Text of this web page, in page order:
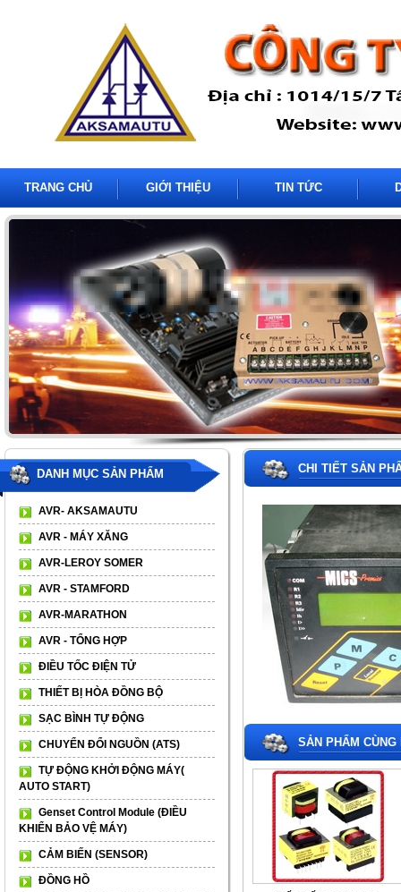
TRANG CHỦ GIỚI THIỆU TIN TỨC
DANH MỤC SẢN PHẨM
AVR- AKSAMAUTU
AVR - MÁY XĂNG
AVR-LEROY SOMER
AVR - STAMFORD
AVR-MARATHON
AVR - TỔNG HỢP
ĐIỀU TỐC ĐIỆN TỬ
THIẾT BỊ HÒA ĐỒNG BỘ
SẠC BÌNH TỰ ĐỘNG
CHUYỂN ĐỔI NGUỒN (ATS)
TỰ ĐỘNG KHỞI ĐỘNG MÁY(
AUTO START)
Genset Control Module (ĐIỀU
KHIỂN BẢO VỆ MÁY)
CẢM BIẾN (SENSOR)
ĐỒNG HỒ
CHI TIẾT SẢN
SẢN PHẨM CÙNG